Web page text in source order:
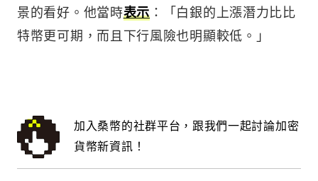
景的看好。他當時表示 ：「白銀的上漲潛力比比
特幣更可期，而且下行風險也明顯較低。」
加入桑幣的社群平台，跟我們一起討論加密
貨幣新資訊！